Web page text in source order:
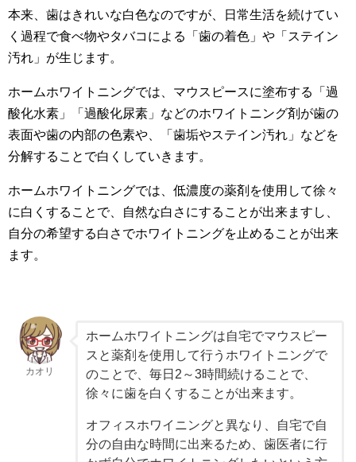
本来、歯はきれいな白色なのですが、日常生活を続けてい
く過程で食べ物やタバコによる「歯の着色」や「ステイン
汚れ」が生じます。
ホームホワイトニングでは、マウスピースに塗布する「過
酸化水素」「過酸化尿素」などのホワイトニング剤が歯の
表面や歯の内部の色素や、「歯垢やステイン汚れ」などを
分解することで白くしていきます。
ホームホワイトニングでは、低濃度の薬剤を使用して徐々
に白くすることで、自然な白さにすることが出来ますし、
自分の希望する白さでホワイトニングを止めることが出来
ます。
カオリ
ホームホワイトニングは自宅でマウスピー
スと薬剤を使用して行うホワイトニングで
のことで、毎日2～3時間続けることで、
徐々に歯を白くすることが出来ます。
オフィスホワイニングと異なり、自宅で自
分の自由な時間に出来るため、歯医者に行